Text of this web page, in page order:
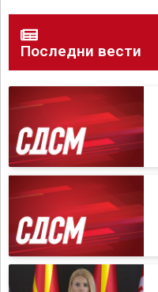
Последни вести